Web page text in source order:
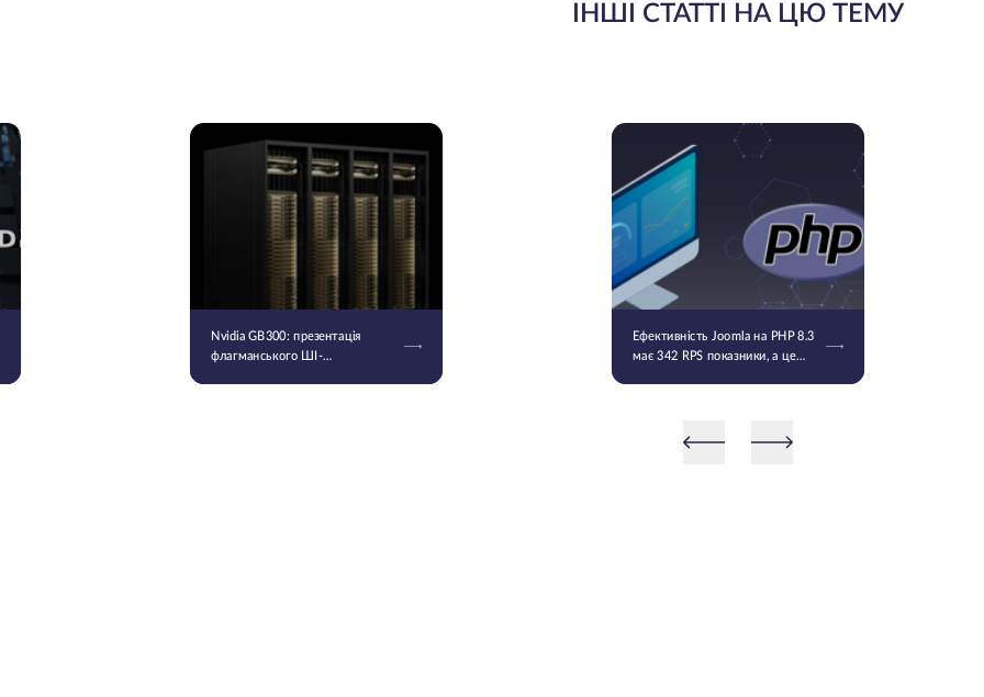
ІНШІ СТАТТІ НА ЦЮ ТЕМУ
Nvidia GB300: презентація
флагманського ШІ-
Ефективність Joomla на PHP 8.3
має 342 RPS показники, а це